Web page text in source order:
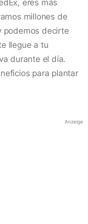
eres más
millones de
podemos decirte
llegue a tu
durante el día.
para plantar
Anzeige